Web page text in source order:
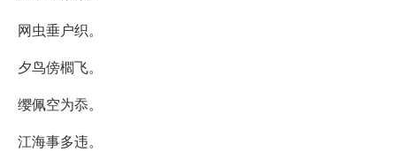
网虫垂户织。
夕鸟傍櫩飞。
缨佩空为忝。
江海事多违。